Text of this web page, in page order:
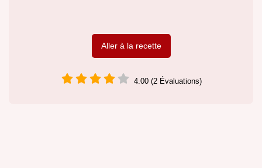
Aller à la recette
4.00 (2 Évaluations)